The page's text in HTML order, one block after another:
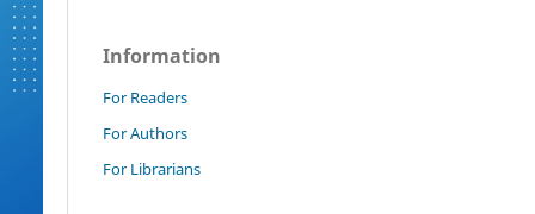
Information
For Readers
For Authors
For Librarians